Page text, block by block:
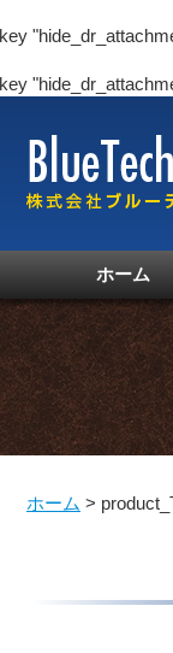
ホーム
ホーム >